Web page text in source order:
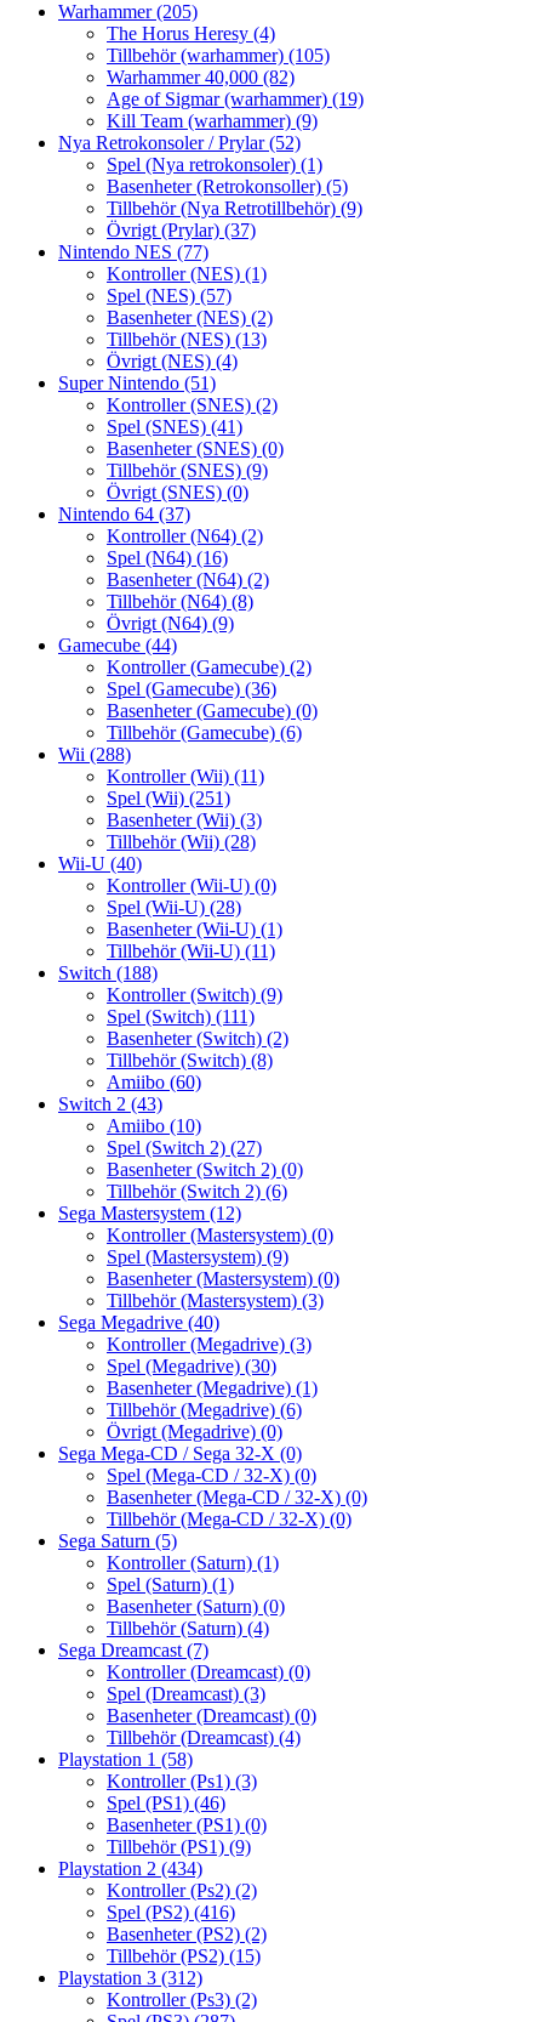
Warhammer(205)
The Horus Heresy (4)
Tillbehör (warhammer) (105)
Warhammer 40,000 (82)
Age of Sigmar (warhammer) (19)
Kill Team (warhammer) (9)
Nya Retrokonsoler / Prylar(52)
Spel (Nya retrokonsoler) (1)
Basenheter (Retrokonsoller) (5)
Tillbehör (Nya Retrotillbehör) (9)
Övrigt (Prylar) (37)
Nintendo NES (77)
Kontroller (NES) (1)
Spel (NES) (57)
Basenheter (NES) (2)
Tillbehör (NES) (13)
Övrigt (NES) (4)
Super Nintendo (51)
Kontroller (SNES) (2)
Spel (SNES) (41)
Basenheter (SNES) (0)
Tillbehör (SNES) (9)
Övrigt (SNES) (0)
Nintendo 64 (37)
Kontroller (N64) (2)
Spel (N64) (16)
Basenheter (N64) (2)
Tillbehör (N64) (8)
Övrigt (N64) (9)
Gamecube (44)
Kontroller (Gamecube) (2)
Spel (Gamecube) (36)
Basenheter (Gamecube) (0)
Tillbehör (Gamecube) (6)
Wii (288)
Kontroller (Wii) (11)
Spel (Wii) (251)
Basenheter (Wii) (3)
Tillbehör (Wii) (28)
Wii-U (40)
Kontroller (Wii-U) (0)
Spel (Wii-U) (28)
Basenheter (Wii-U) (1)
Tillbehör (Wii-U) (11)
Switch (188)
Kontroller (Switch) (9)
Spel (Switch) (111)
Basenheter (Switch) (2)
Tillbehör (Switch) (8)
Amiibo (60)
Switch 2 (43)
Amiibo (10)
Spel (Switch 2) (27)
Basenheter (Switch 2) (0)
Tillbehör (Switch 2) (6)
Sega Mastersystem (12)
Kontroller (Mastersystem) (0)
Spel (Mastersystem) (9)
Basenheter (Mastersystem) (0)
Tillbehör (Mastersystem) (3)
Sega Megadrive (40)
Kontroller (Megadrive) (3)
Spel (Megadrive) (30)
Basenheter (Megadrive) (1)
Tillbehör (Megadrive) (6)
Övrigt (Megadrive) (0)
Sega Mega-CD / Sega 32-X (0)
Spel (Mega-CD / 32-X) (0)
Basenheter (Mega-CD / 32-X) (0)
Tillbehör (Mega-CD / 32-X) (0)
Sega Saturn (5)
Kontroller (Saturn) (1)
Spel (Saturn) (1)
Basenheter (Saturn) (0)
Tillbehör (Saturn) (4)
Sega Dreamcast (7)
Kontroller (Dreamcast) (0)
Spel (Dreamcast) (3)
Basenheter (Dreamcast) (0)
Tillbehör (Dreamcast) (4)
Playstation 1 (58)
Kontroller (Ps1) (3)
Spel (PS1) (46)
Basenheter (PS1) (0)
Tillbehör (PS1) (9)
Playstation 2 (434)
Kontroller (Ps2) (2)
Spel (PS2) (416)
Basenheter (PS2) (2)
Tillbehör (PS2) (15)
Playstation 3 (312)
Kontroller (Ps3) (2)